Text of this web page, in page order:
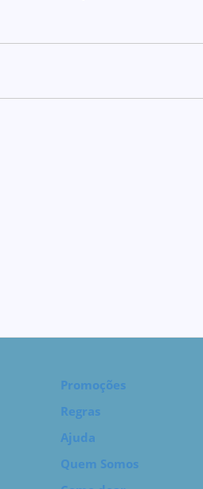
Promoções
Regras
Ajuda
Quem Somos